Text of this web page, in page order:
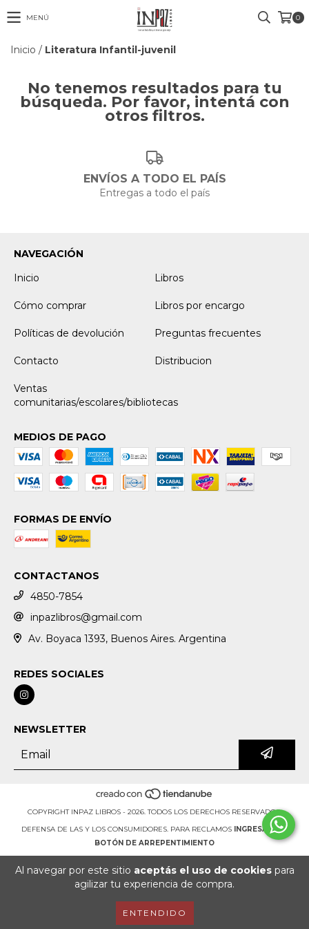
Al navegar por este sitio aceptás el uso de cookiespara
agilizar tu experiencia de compra.
ENTENDIDO
MENÚ 0
Inicio / Literatura Infantil-juvenil
No tenemos resultados para tu
búsqueda. Por favor, intentá con
otros filtros.
ENVÍOS A TODO EL PAÍS
Entregas a todo el país
NAVEGACIÓN
Inicio
Libros
Cómo comprar Libros por encargo
Políticas de devolución Preguntas frecuentes
Contacto Distribucion
Ventas
comunitarias/escolares/bibliotecas
MEDIOS DE PAGO
FORMAS DE ENVÍO
CONTACTANOS
4850-7854
inpazlibros@gmail.com
Av. Boyaca 1393, Buenos Aires. Argentina
REDES SOCIALES
NEWSLETTER
COPYRIGHT INPAZ LIBROS - 2026. TODOS LOS DERECHOS RESERVADOS.
DEFENSA DE LAS Y LOS CONSUMIDORES. PARA RECLAMOS
INGRESÁ ACÁ.
BOTÓN DE ARREPENTIMIENTO